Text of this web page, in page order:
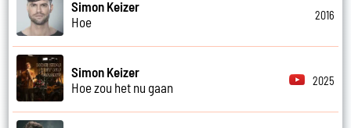
Simon Keizer
Hoe
2016
Simon Keizer
Hoe zou het nu gaan
2025